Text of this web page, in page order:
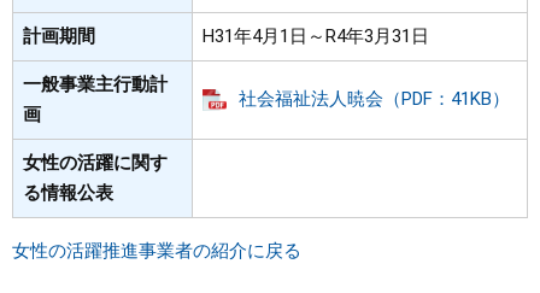
計画期間 H31年4月1日～R4年3月31日
一般事業主行動計
画
社会福祉法人暁会（PDF：41KB）
女性の活躍に関す
る情報公表
女性の活躍推進事業者の紹介に戻る